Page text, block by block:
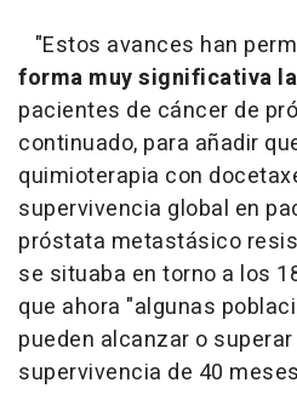
"Estos avances han
forma muy significativa
pacientes de cáncer de
continuado, para añadir
quimioterapia con
supervivencia global en
próstata metastásico
se situaba en torno a los
que ahora "algunas
pueden alcanzar o
supervivencia de 40